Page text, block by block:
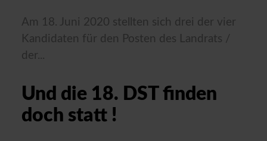
Am 18. Juni 2020 stellten sich drei der vier
Kandidaten für den Posten des Landrats /
der...
Und die 18. DST finden
doch statt !